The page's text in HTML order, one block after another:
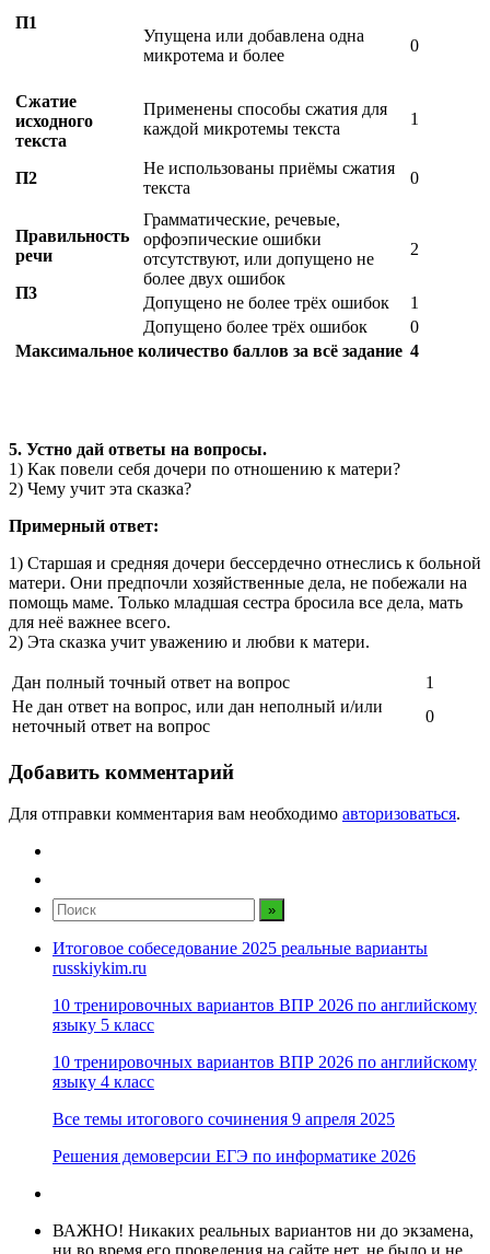
П1
Упущена или добавлена одна
микротема и более
0
Сжатие
исходного
текста
П2
Применены способы сжатия для
каждой микротемы текста
1
Не использованы приёмы сжатия
текста
0
Правильность
речи
П3
Грамматические, речевые,
орфоэпические ошибки
отсутствуют, или допущено не
более двух ошибок
2
Допущено не более трёх ошибок
1
Допущено более трёх ошибок
0
Максимальное количество баллов за всё задание 4
5. Устно дай ответы на вопросы.
1) Как повели себя дочери по отношению к матери?
2) Чему учит эта сказка?
Примерный ответ:
1) Старшая и средняя дочери бессердечно отнеслись к больной
матери. Они предпочли хозяйственные дела, не побежали на
помощь маме. Только младшая сестра бросила все дела, мать
для неё важнее всего.
2) Эта сказка учит уважению и любви к матери.
Дан полный точный ответ на вопрос
1
Не дан ответ на вопрос, или дан неполный и/или
неточный ответ на вопрос
0
Добавить комментарий
Для отправки комментария вам необходимо авторизоваться.
Итоговое собеседование 2025 реальные варианты
russkiykim.ru
10 тренировочных вариантов ВПР 2026 по английскому
языку 5 класс
10 тренировочных вариантов ВПР 2026 по английскому
языку 4 класс
Все темы итогового сочинения 9 апреля 2025
Решения демоверсии ЕГЭ по информатике 2026
ВАЖНО! Никаких реальных вариантов ни до экзамена,